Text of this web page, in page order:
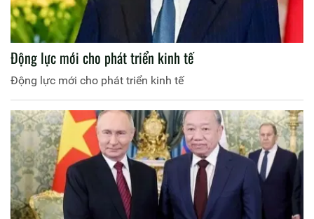
Động lực mới cho phát triển kinh tế
Động lực mới cho phát triển kinh tế